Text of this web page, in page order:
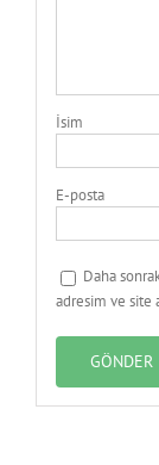
İsim
E-posta
Daha
adresim ve site